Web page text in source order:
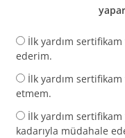
İlk yardım
ederim.
İlk yardım
etmem.
İlk yardım
kadarıyla müdahale